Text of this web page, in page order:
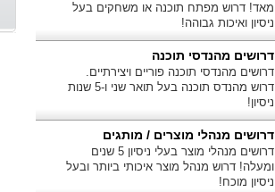
מאד! דרוש מפתח תוכנה או משחקים בעל
ניסיון ואיכות גבוהה!
דרושים מהנדסי תוכנה
דרושים מהנדסי תוכנה פוריים ויצירתיים.
דרוש מהנדס תוכנה בעל תואר שני ו-5 שנות
ניסיון!
דרושים מנהלי מוצרים / מותגים
דרושים מנהלי מוצר בעלי ניסיון 5 שנים
ומעלה! דרוש מנהל מוצר איכותי ביותר ובעל
ניסיון מוכח!